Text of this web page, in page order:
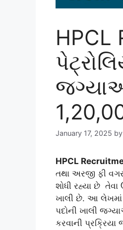
HPCL
January 17, 2025 by
HPCL
તથા અરજી ફી
શોધી રહ્યા છે
ખાલી છે. આ લેખમાં
પદોની ખાલી
કરવાની